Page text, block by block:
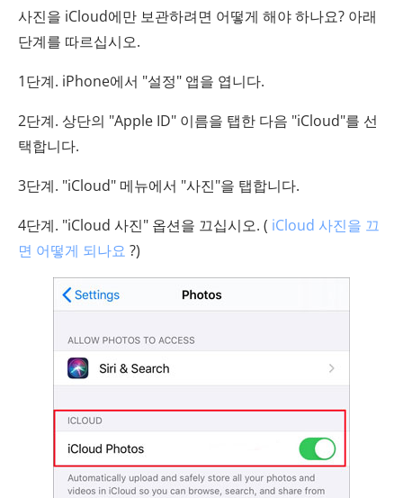
사진을 iCloud에만 보관하려면 어떻게 해야 하나요? 아래
단계를 따르십시오.
1단계. iPhone에서 "설정" 앱을 엽니다.
2단계. 상단의 "Apple ID" 이름을 탭한 다음 "iCloud"를 선
택합니다.
3단계. "iCloud" 메뉴에서 "사진"을 탭합니다.
4단계. "iCloud 사진" 옵션을 끄십시오. ( iCloud 사진을 끄
면 어떻게 되나요 ?)